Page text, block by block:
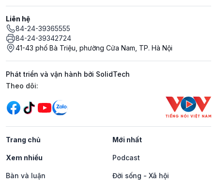
Liên hệ
84-24-39365555
84-24-39342724
41-43 phố Bà Triệu, phường Cửa Nam, TP. Hà Nội
Phát triển và vận hành bởi SolidTech
Mạng xã hội
Theo dõi:
Trang chủ Mới nhất
Xem nhiều Podcast
Bàn và luận Đời sống - Xã hội